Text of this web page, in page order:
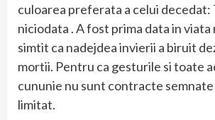
culoarea preferata a celui decedat:
niciodata . A fost prima data in viata
simtit ca nadejdea invierii a biruit
mortii. Pentru ca gesturile si toate
cununie nu sunt contracte
limitat.